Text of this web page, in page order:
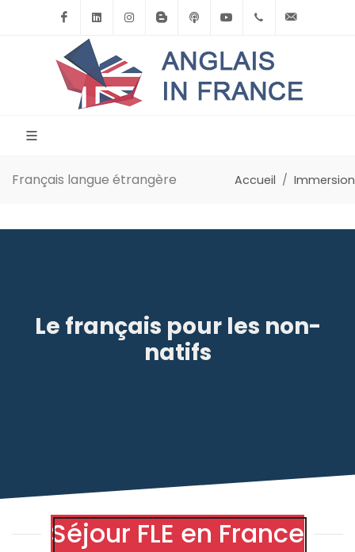
FacebookLinkedinInstagramBlogSpotPodcastYoutube
Français langue étrangère Accueil Immersion
Le français pour les non-
natifs
Séjour FLE en France